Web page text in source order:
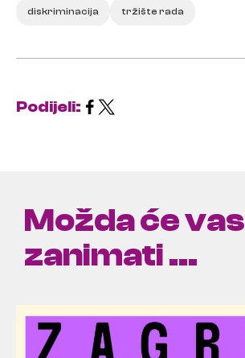
diskriminacija tržište rada
Podijeli:
Možda će vas
zanimati ...